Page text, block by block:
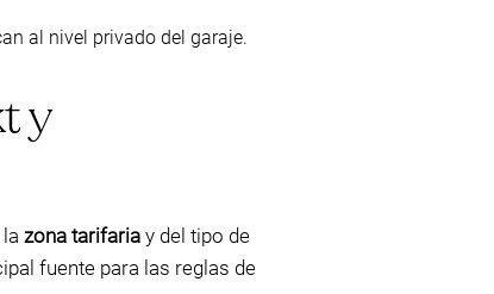
al nivel privado del garaje.
y
zona tarifaria y del tipo de
fuente para las reglas de